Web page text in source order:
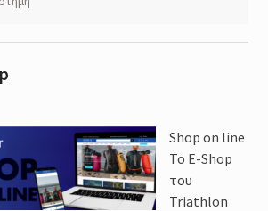
Shop on line
Το Ε-Shop
του
Triathlon